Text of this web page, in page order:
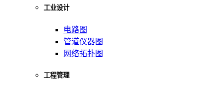
工业设计
电路图
管道仪器图
网络拓扑图
工程管理